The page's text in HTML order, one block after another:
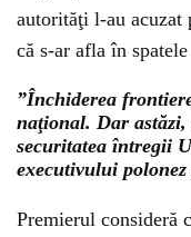
autorităţi l-au acuzat
că s-ar afla în
”Închiderea
naţional. Dar
securitatea întregii
executivului polonez
Premierul consideră